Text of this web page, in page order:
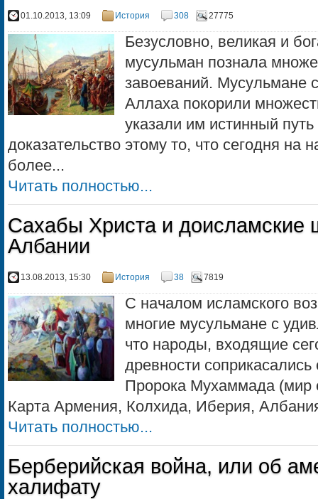
01.10.2013, 13:09 История 308 27775
Безусловно, великая и
мусульман познала
завоеваний.
Аллаха покорили
указали им истинный
доказательство этому то, что сегодня на
более...
Читать полностью...
Сахабы Христа и доисламские
Албании
13.08.2013, 15:30 История 38 7819
С началом исламского
многие мусульмане с
что народы, входящие
древности
Пророка Мухаммада (мир
Карта Армения, Колхида, Иберия,
Читать полностью...
Берберийская война, или об
халифату